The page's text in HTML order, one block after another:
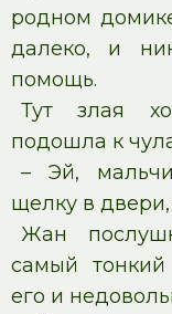
родном
далеко, и
помощь.
Тут злая
подошла к
– Эй,
щелку в двери,
Жан
самый
его и